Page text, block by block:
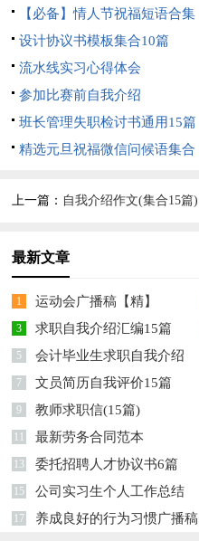
【必备】情人节祝福短语合集
87条
设计协议书模板集合10篇
流水线实习心得体会
参加比赛前自我介绍
班长管理失职检讨书通用15篇
精选元旦祝福微信问候语集合
上一篇： 自我介绍作文(集合15篇)
最新文章
1 运动会广播稿【精】
3 求职自我介绍汇编15篇
5 会计毕业生求职自我介绍
7 文员简历自我评价15篇
9 教师求职信(15篇)
11 最新劳务合同范本
13 委托招聘人才协议书6篇
15 公司实习生个人工作总结
17 养成良好的行为习惯广播稿